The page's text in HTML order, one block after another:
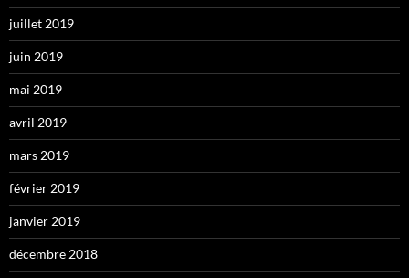
juillet 2019
juin 2019
mai 2019
avril 2019
mars 2019
février 2019
janvier 2019
décembre 2018